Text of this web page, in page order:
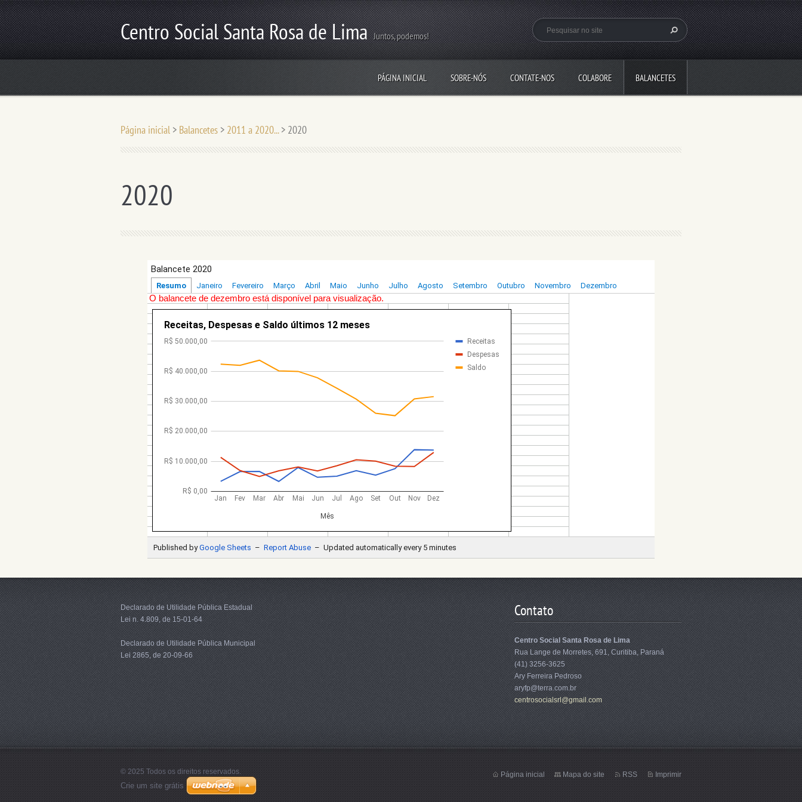
Centro Social Santa Rosa de Lima Juntos, podemos!
PÁGINA INICIAL SOBRE-NÓS CONTATE-NOS COLABORE BALANCETES
Página inicial > Balancetes > 2011 a 2020... > 2020
2020
Declarado de Utilidade Pública Estadual
Lei n. 4.809, de 15-01-64
Declarado de Utilidade Pública Municipal
Lei 2865, de 20-09-66
Contato
Centro Social Santa Rosa de Lima
Rua Lange de Morretes, 691, Curitiba, Paraná
(41) 3256-3625
Ary Ferreira Pedroso
aryfp@terra.com.br
centrosocialsrl@gmail.com
© 2025 Todos os direitos reservados. Página inicial Mapa do site RSS Imprimir
Crie um site grátis